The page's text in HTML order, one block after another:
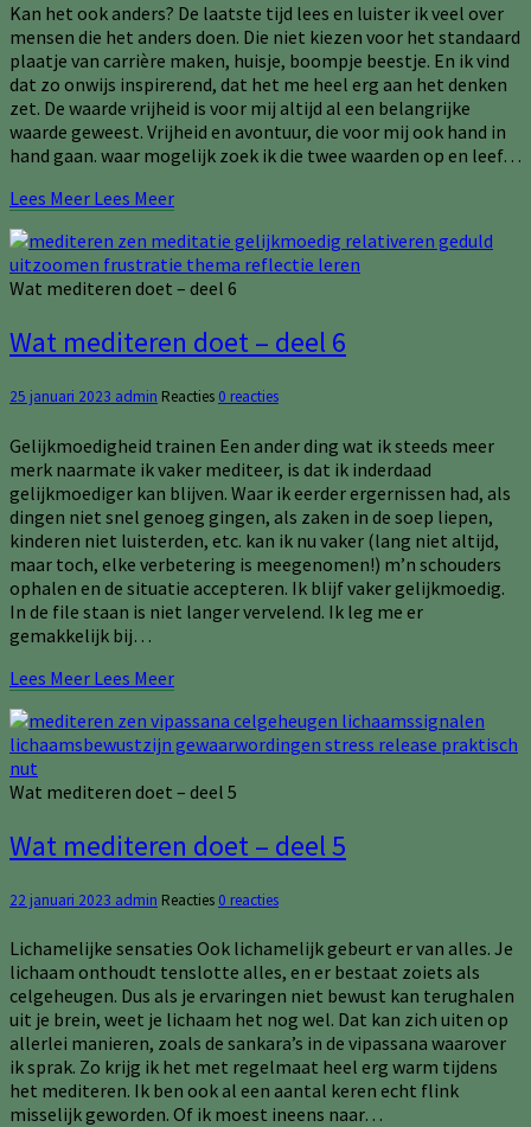
Kan het ook anders? De laatste tijd lees en luister ik veel over
mensen die het anders doen. Die niet kiezen voor het standaard
plaatje van carrière maken, huisje, boompje beestje. En ik vind
dat zo onwijs inspirerend, dat het me heel erg aan het denken
zet. De waarde vrijheid is voor mij altijd al een belangrijke
waarde geweest. Vrijheid en avontuur, die voor mij ook hand in
hand gaan. waar mogelijk zoek ik die twee waarden op en leef…
Lees Meer Lees Meer
Wat mediteren doet – deel 6
Wat mediteren doet – deel 6
25 januari 2023 admin Reacties 0 reacties
Gelijkmoedigheid trainen Een ander ding wat ik steeds meer
merk naarmate ik vaker mediteer, is dat ik inderdaad
gelijkmoediger kan blijven. Waar ik eerder ergernissen had, als
dingen niet snel genoeg gingen, als zaken in de soep liepen,
kinderen niet luisterden, etc. kan ik nu vaker (lang niet altijd,
maar toch, elke verbetering is meegenomen!) m’n schouders
ophalen en de situatie accepteren. Ik blijf vaker gelijkmoedig.
In de file staan is niet langer vervelend. Ik leg me er
gemakkelijk bij…
Lees Meer Lees Meer
Wat mediteren doet – deel 5
Wat mediteren doet – deel 5
22 januari 2023 admin Reacties 0 reacties
Lichamelijke sensaties Ook lichamelijk gebeurt er van alles. Je
lichaam onthoudt tenslotte alles, en er bestaat zoiets als
celgeheugen. Dus als je ervaringen niet bewust kan terughalen
uit je brein, weet je lichaam het nog wel. Dat kan zich uiten op
allerlei manieren, zoals de sankara’s in de vipassana waarover
ik sprak. Zo krijg ik het met regelmaat heel erg warm tijdens
het mediteren. Ik ben ook al een aantal keren echt flink
misselijk geworden. Of ik moest ineens naar…